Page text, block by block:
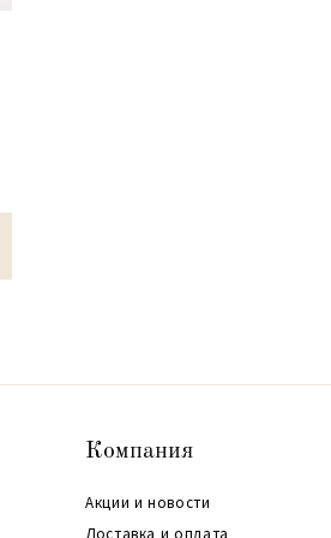
Компания
Акции и новости